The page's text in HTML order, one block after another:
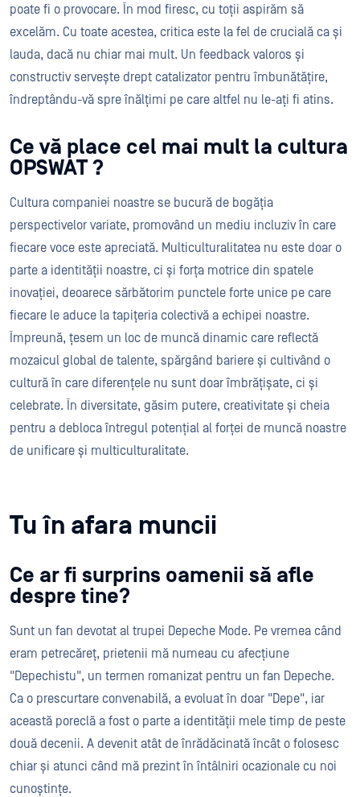
poate fi o provocare. În mod firesc, cu toții aspirăm să
excelăm. Cu toate acestea, critica este la fel de crucială ca și
lauda, dacă nu chiar mai mult. Un feedback valoros și
constructiv servește drept catalizator pentru îmbunătățire,
îndreptându-vă spre înălțimi pe care altfel nu le-ați fi atins.
Ce vă place cel mai mult la cultura
OPSWAT ?
Cultura companiei noastre se bucură de bogăția
perspectivelor variate, promovând un mediu incluziv în care
fiecare voce este apreciată. Multiculturalitatea nu este doar o
parte a identității noastre, ci și forța motrice din spatele
inovației, deoarece sărbătorim punctele forte unice pe care
fiecare le aduce la tapițeria colectivă a echipei noastre.
Împreună, țesem un loc de muncă dinamic care reflectă
mozaicul global de talente, spărgând bariere și cultivând o
cultură în care diferențele nu sunt doar îmbrățișate, ci și
celebrate. În diversitate, găsim putere, creativitate și cheia
pentru a debloca întregul potențial al forței de muncă noastre
de unificare și multiculturalitate.
Tu în afara muncii
Ce ar fi surprins oamenii să afle
despre tine?
Sunt un fan devotat al trupei Depeche Mode. Pe vremea când
eram petrecăreț, prietenii mă numeau cu afecțiune
"Depechistu", un termen romanizat pentru un fan Depeche.
Ca o prescurtare convenabilă, a evoluat în doar "Depe", iar
această poreclă a fost o parte a identității mele timp de peste
două decenii. A devenit atât de înrădăcinată încât o folosesc
chiar și atunci când mă prezint în întâlniri ocazionale cu noi
cunoștințe.